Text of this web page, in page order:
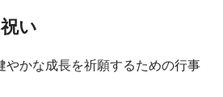
い
やかな成長を祈願するための行事